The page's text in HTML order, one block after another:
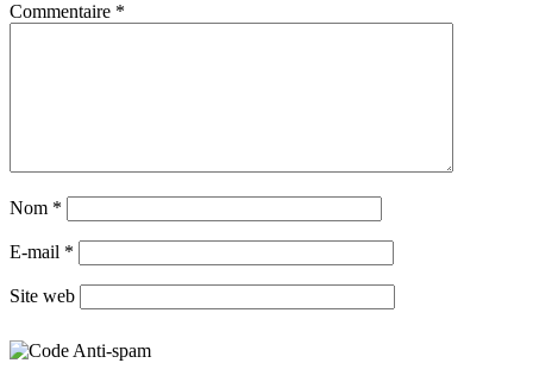
Commentaire *
Nom *
E-mail *
Site web